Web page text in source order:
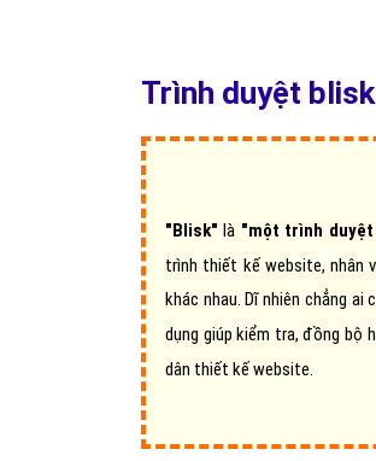
Trình duyệt
"Blisk" là "một trình
trình thiết kế website, nhân
khác nhau. Dĩ nhiên chẳng
dụng giúp kiểm tra, đồng bộ
dân thiết kế website.